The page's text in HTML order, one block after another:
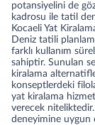
potansiyelini de
kadrosu ile tatil
Kocaeli Yat
Deniz tatili
farklı kullanım
sahiptir. Sunulan
kiralama
konseptlerdeki
yat kiralama
verecek
deneyimine uygun